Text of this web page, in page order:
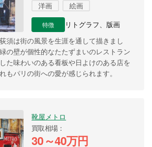
洋画 絵画
特徴 リトグラフ、版画
須は街の風景を生涯を通して描きまし
の壁が個性的なたたずまいのレストラン
た味わいのある看板や日よけのある店を
もパリの街への愛が感じられます。
靴屋メトロ
買取相場
30～40万円